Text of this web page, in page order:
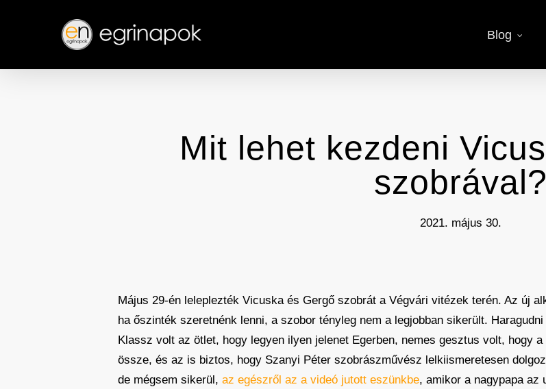
content
Blog
Mit lehet kezdeni
szobrával?
2021. május 30.
Május 29-én leleplezték Vicuska és Gergő szobrát a Végvári vitézek terén. Az új
ha őszinték szeretnénk lenni, a szobor tényleg nem a legjobban sikerült.
Klassz volt az ötlet, hogy legyen ilyen jelenet Egerben, nemes gesztus volt, hogy
össze, és az is biztos, hogy Szanyi Péter szobrászművész lelkiismeretesen
de mégsem sikerül, az egészről az a videó jutott eszünkbe, amikor a nagypapa az